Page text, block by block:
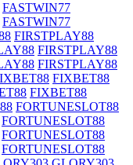
FASTWIN77
FASTWIN77
FIRSTPLAY88
FIRSTPLAY88
FIRSTPLAY88
FIXBET88
FIXBET88
FORTUNESLOT88
FORTUNESLOT88
FORTUNESLOT88
FORTUNESLOT88